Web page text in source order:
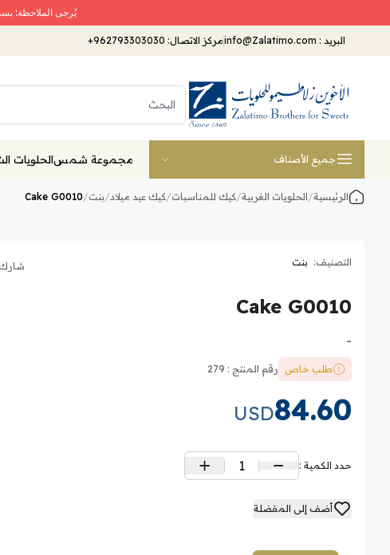
يُرجى الملاحظة:
البريد : مركز الاتصال: +962793303030
جميع الأصناف مجموعة شمسالحلويات
الرئيسية/الحلويات الغربية/كيك للمناسبات/كيك عيد ميلاد/بنت/
Cake G0010
التصنيف: بنت شارك
Cake G0010
-
طلب خاص رقم المنتج : 279
84.60
USD
حدد الكمية : 1
أضف إلى المفضلة